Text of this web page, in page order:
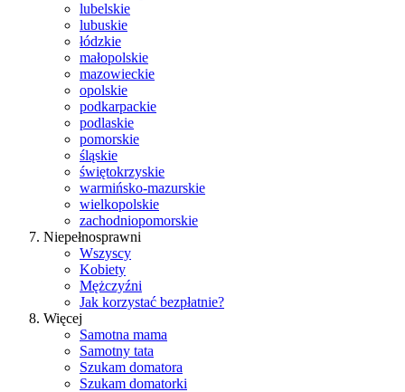
lubelskie
lubuskie
łódzkie
małopolskie
mazowieckie
opolskie
podkarpackie
podlaskie
pomorskie
śląskie
świętokrzyskie
warmińsko-mazurskie
wielkopolskie
zachodniopomorskie
Niepełnosprawni
Wszyscy
Kobiety
Mężczyźni
Jak korzystać bezpłatnie?
Więcej
Samotna mama
Samotny tata
Szukam domatora
Szukam domatorki